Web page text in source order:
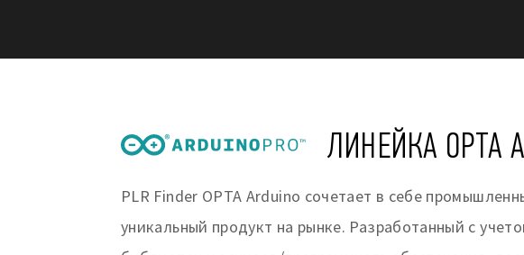
ЛИНЕЙКА OPTA
PLR Finder OPTA Arduino сочетает в себе
уникальный продукт на рынке. Разработанный с